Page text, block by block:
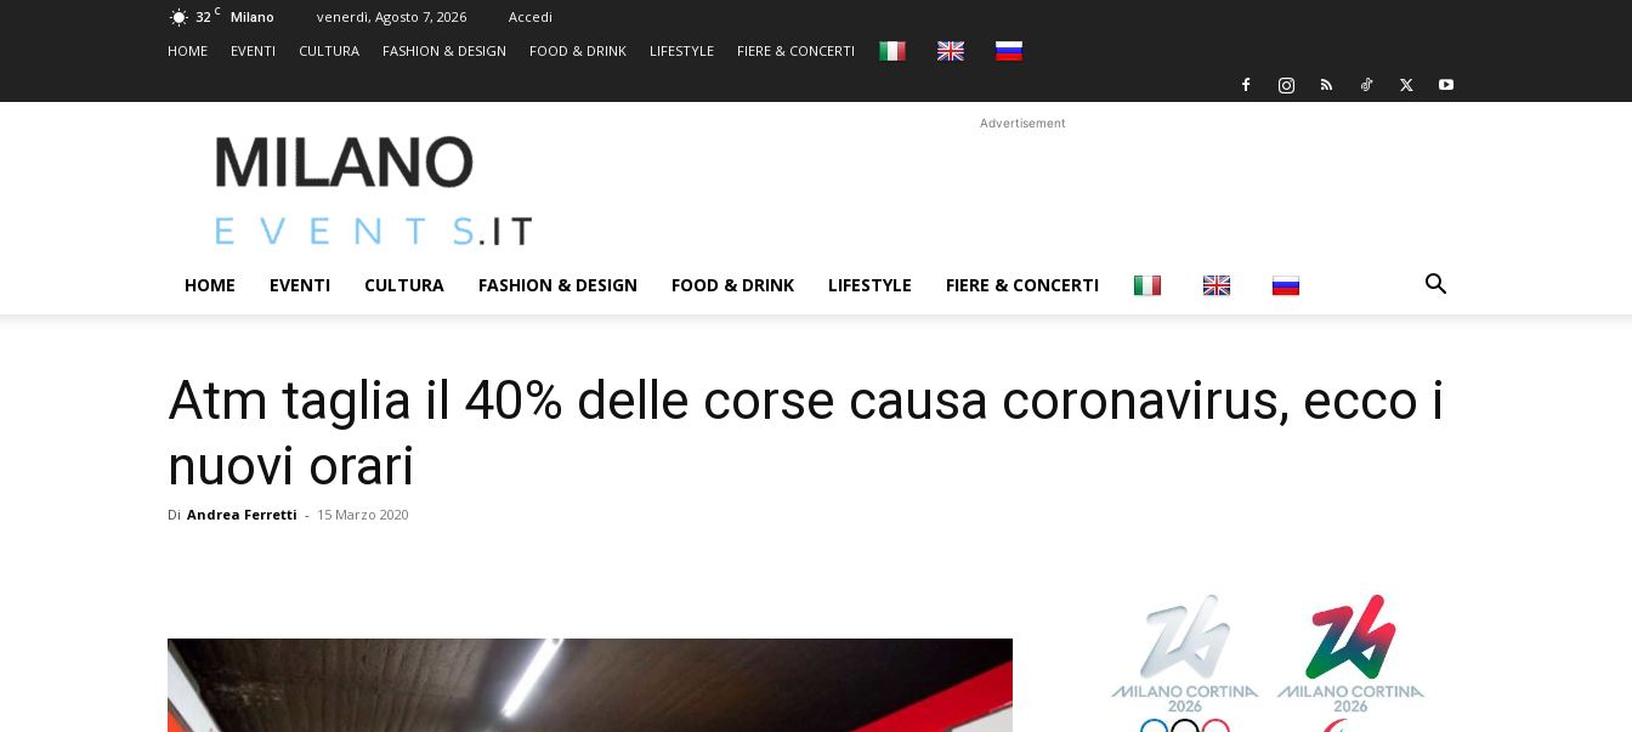
32 C Milano venerdì, Agosto 7, 2026
Accedi
HOME
EVENTI CULTURA FASHION & DESIGN FOOD & DRINK LIFESTYLE FIERE & CONCERTI
MILANOEVENTS.IT
|
2.0
ed
Eventi
Advertisement
HOME EVENTI CULTURA FASHION & DESIGN FOOD & DRINK LIFESTYLE FIERE & CONCERTI
Atm taglia il 40% delle corse causa coronavirus, ecco i
nuovi orari
Di Andrea Ferretti - 15 Marzo 2020